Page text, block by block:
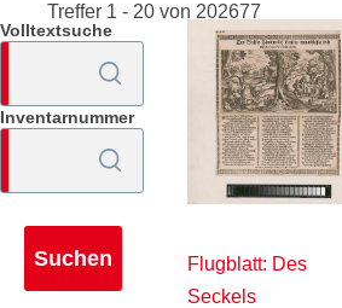
Treffer 1 - 20 von 202677
Volltextsuche
Inventarnummer
Flugblatt: Des
Seckels